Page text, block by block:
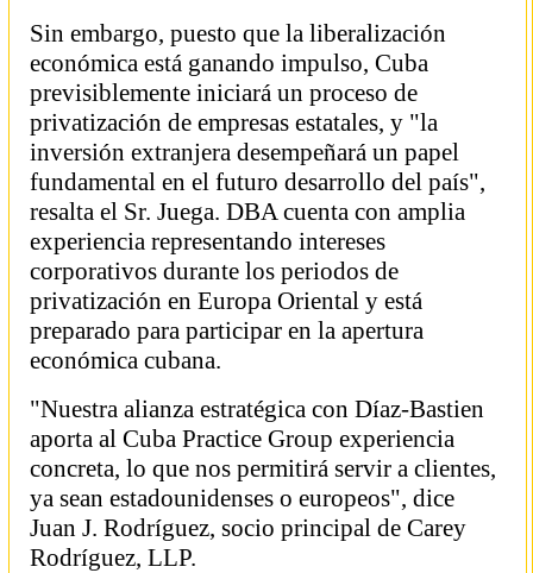
Sin embargo, puesto que la liberalización
económica está ganando impulso, Cuba
previsiblemente iniciará un proceso de
privatización de empresas estatales, y "la
inversión extranjera desempeñará un papel
fundamental en el futuro desarrollo del país",
resalta el Sr. Juega. DBA cuenta con amplia
experiencia representando intereses
corporativos durante los periodos de
privatización en Europa Oriental y está
preparado para participar en la apertura
económica cubana.
"Nuestra alianza estratégica con Díaz-Bastien
aporta al Cuba Practice Group experiencia
concreta, lo que nos permitirá servir a clientes,
ya sean estadounidenses o europeos", dice
Juan J. Rodríguez, socio principal de Carey
Rodríguez, LLP.